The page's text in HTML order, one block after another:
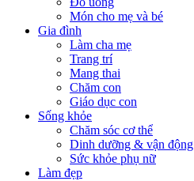
Món cho mẹ và bé
Gia đình
Làm cha mẹ
Trang trí
Mang thai
Chăm con
Giáo dục con
Sống khỏe
Chăm sóc cơ thể
Dinh dưỡng & vận động
Sức khỏe phụ nữ
Làm đẹp